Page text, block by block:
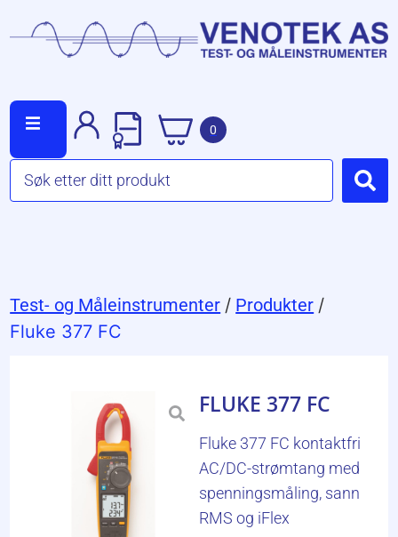
0
Test- og Måleinstrumenter / Produkter /
Fluke 377 FC
FLUKE 377 FC
Fluke 377 FC kontaktfri
AC/DC-strømtang med
spenningsmåling, sann
RMS og iFlex